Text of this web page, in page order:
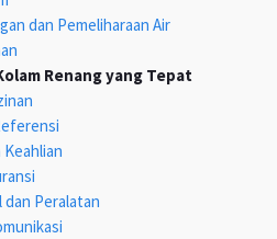
dan Pemeliharaan Air
Renang yang Tepat
Keahlian
Peralatan